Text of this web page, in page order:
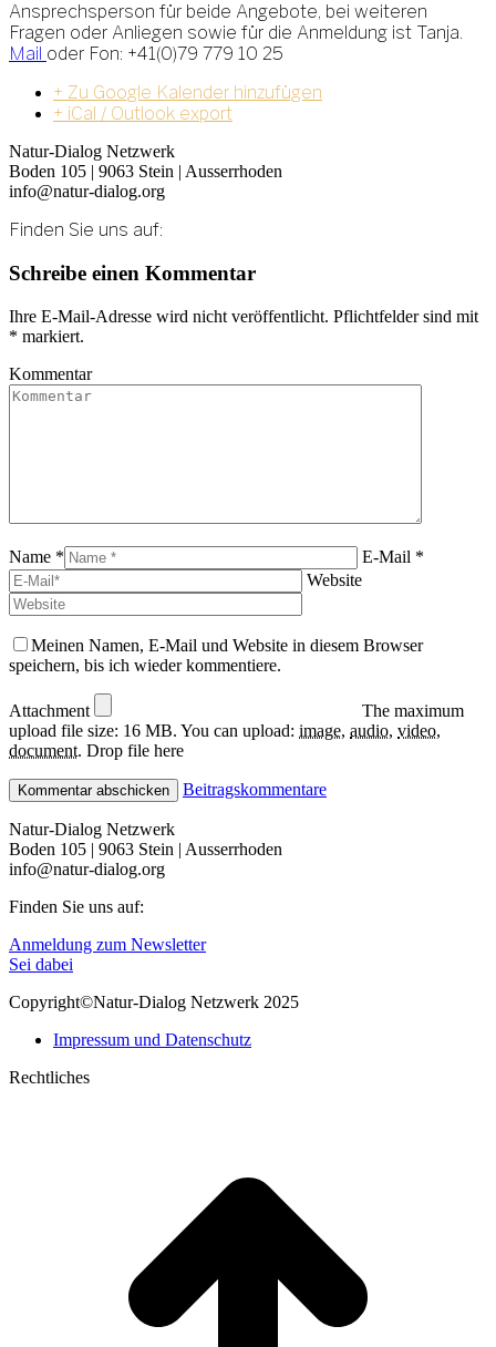
Ansprechsperson für beide Angebote, bei weiteren
Fragen oder Anliegen sowie für die Anmeldung ist Tanja.
Mail oder Fon: +41(0)79 779 10 25
+ Zu Google Kalender hinzufügen
+ iCal / Outlook export
Natur-Dialog Netzwerk
Boden 105 | 9063 Stein | Ausserrhoden
info@natur-dialog.org
Finden Sie uns auf:
Linkedin
page
opens
in
new
window
E-
Mail
page
opens
new
window
Schreibe einen Kommentar
Ihre E-Mail-Adresse wird nicht veröffentlicht. Pflichtfelder sind mit
* markiert.
Kommentar
Name *
E-Mail *
Website
Meinen Namen, E-Mail und Website in diesem Browser
speichern, bis ich wieder kommentiere.
Attachment
The maximum
upload file size: 16 MB. You can upload: image, audio, video,
document. Drop file here
Beitragskommentare
Natur-Dialog Netzwerk
Boden 105 | 9063 Stein | Ausserrhoden
info@natur-dialog.org
Finden Sie uns auf:
Linkedin
page
in
window
E-
Mail
opens
new
Anmeldung zum Newsletter
Sei dabei
Copyright©Natur-Dialog Netzwerk 2025
Impressum und Datenschutz
Rechtliches